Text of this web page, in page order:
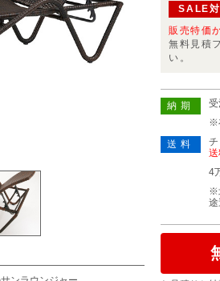
SALE
販売特価
無料見積
い。
納期
※
送料
4
※